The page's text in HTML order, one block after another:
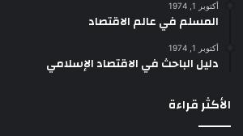
أكتوبر 1, 1974
المسلم في عالم الاقتصاد
أكتوبر 1, 1974
دليل الباحث في الاقتصاد الإسلامي
الأكثر قراءة